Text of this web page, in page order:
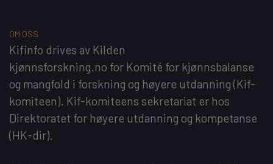
OM OSS
Kifinfo drives av Kilden
kjønnsforskning.no for Komité for kjønnsbalanse
og mangfold i forskning og høyere utdanning(Kif-
komiteen). Kif-komiteens sekretariat er hos
Direktoratet for høyere utdanning og kompetanse
(HK-dir).